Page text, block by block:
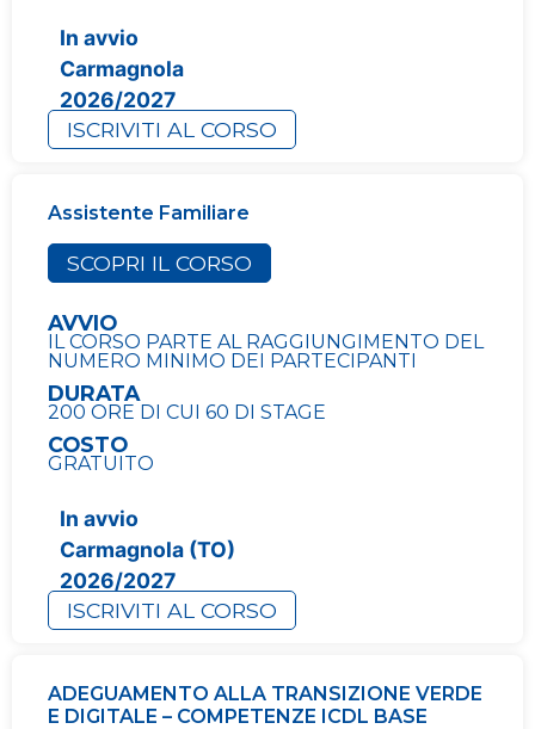
In avvio
Carmagnola
2026/2027
ISCRIVITI AL CORSO
Assistente Familiare
SCOPRI IL CORSO
AVVIO
IL CORSO PARTE AL RAGGIUNGIMENTO DEL
NUMERO MINIMO DEI PARTECIPANTI
DURATA
200 ORE DI CUI 60 DI STAGE
COSTO
GRATUITO
In avvio
Carmagnola (TO)
2026/2027
ISCRIVITI AL CORSO
ADEGUAMENTO ALLA TRANSIZIONE VERDE
E DIGITALE – COMPETENZE ICDL BASE